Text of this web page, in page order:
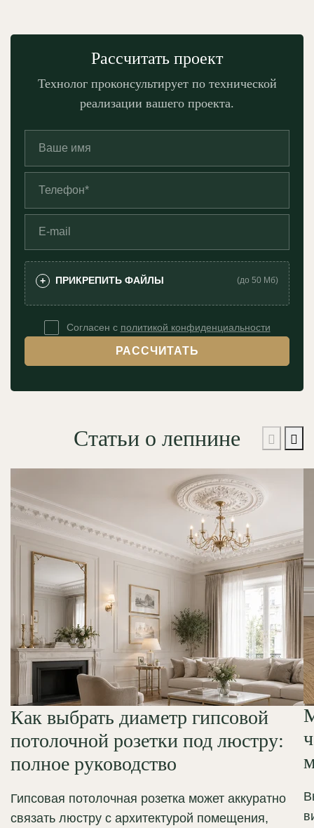
Рассчитать проект
Технолог проконсультирует по технической
реализации вашего проекта.
+ ПРИКРЕПИТЬ ФАЙЛЫ (до 50 Мб)
Согласен с политикой конфиденциальности
РАССЧИТАТЬ
Статьи о лепнине
Как выбрать диаметр гипсовой
потолочной розетки под люстру:
полное руководство
Гипсовая потолочная розетка может аккуратно
связать люстру с архитектурой помещения,